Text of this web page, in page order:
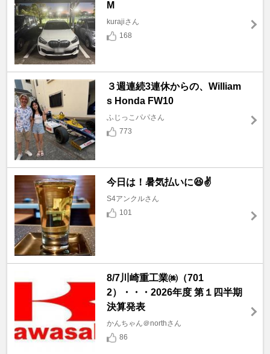
M
kurajiさん
168
３週連続3連休からの、William
s Honda FW10
ふじっこパパさん
773
今日は！暑気払いに😆✌️
S4アンクルさん
101
8/7川崎重工業㈱（701
2）・・・2026年度 第１四半期
決算発表
かんちゃん＠northさん
86